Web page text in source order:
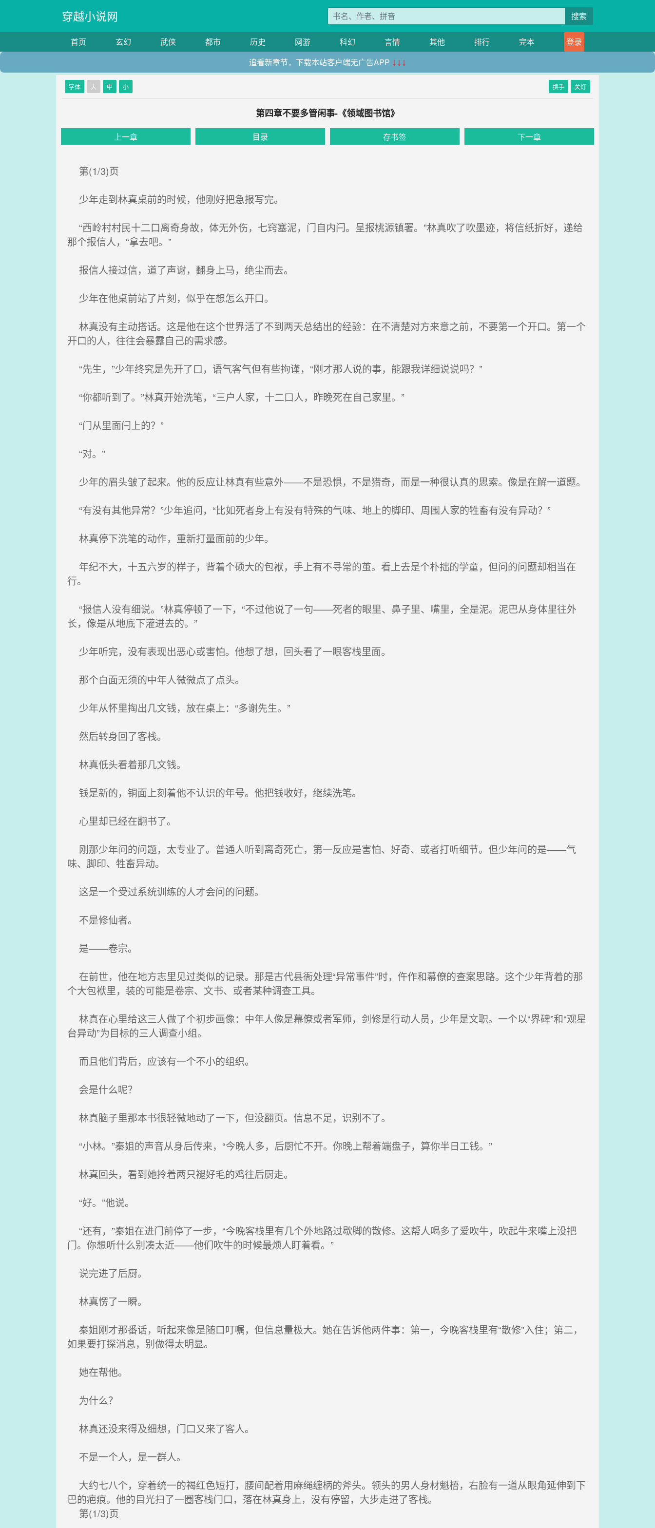
穿越小说网 搜索
首页 玄幻 武侠 都市 历史 网游 科幻 言情 其他 排行 完本
登录
追看新章节，下载本站客户端无广告APP ↓↓↓
字体 大 中 小 换手 关灯
第四章不要多管闲事-《领域图书馆》
上一章 目录 存书签 下一章
第(1/3)页
少年走到林真桌前的时候，他刚好把急报写完。
“西岭村村民十二口离奇身故，体无外伤，七窍塞泥，门自内闩。呈报桃源镇署。”林真吹了吹墨迹，将信纸折好，递给
那个报信人，“拿去吧。”
报信人接过信，道了声谢，翻身上马，绝尘而去。
少年在他桌前站了片刻，似乎在想怎么开口。
林真没有主动搭话。这是他在这个世界活了不到两天总结出的经验：在不清楚对方来意之前，不要第一个开口。第一个
开口的人，往往会暴露自己的需求感。
“先生，”少年终究是先开了口，语气客气但有些拘谨，“刚才那人说的事，能跟我详细说说吗？”
“你都听到了。”林真开始洗笔，“三户人家，十二口人，昨晚死在自己家里。”
“门从里面闩上的？”
“对。”
少年的眉头皱了起来。他的反应让林真有些意外——不是恐惧，不是猎奇，而是一种很认真的思索。像是在解一道题。
“有没有其他异常？”少年追问，“比如死者身上有没有特殊的气味、地上的脚印、周围人家的牲畜有没有异动？”
林真停下洗笔的动作，重新打量面前的少年。
年纪不大，十五六岁的样子，背着个硕大的包袱，手上有不寻常的茧。看上去是个朴拙的学童，但问的问题却相当在
行。
“报信人没有细说。”林真停顿了一下，“不过他说了一句——死者的眼里、鼻子里、嘴里，全是泥。泥巴从身体里往外
长，像是从地底下灌进去的。”
少年听完，没有表现出恶心或害怕。他想了想，回头看了一眼客栈里面。
那个白面无须的中年人微微点了点头。
少年从怀里掏出几文钱，放在桌上：“多谢先生。”
然后转身回了客栈。
林真低头看着那几文钱。
钱是新的，铜面上刻着他不认识的年号。他把钱收好，继续洗笔。
心里却已经在翻书了。
刚那少年问的问题，太专业了。普通人听到离奇死亡，第一反应是害怕、好奇、或者打听细节。但少年问的是——气
味、脚印、牲畜异动。
这是一个受过系统训练的人才会问的问题。
不是修仙者。
是——卷宗。
在前世，他在地方志里见过类似的记录。那是古代县衙处理“异常事件”时，仵作和幕僚的查案思路。这个少年背着的那
个大包袱里，装的可能是卷宗、文书、或者某种调查工具。
林真在心里给这三人做了个初步画像：中年人像是幕僚或者军师，剑修是行动人员，少年是文职。一个以“界碑”和“观星
台异动”为目标的三人调查小组。
而且他们背后，应该有一个不小的组织。
会是什么呢？
林真脑子里那本书很轻微地动了一下，但没翻页。信息不足，识别不了。
“小林。”秦姐的声音从身后传来，“今晚人多，后厨忙不开。你晚上帮着端盘子，算你半日工钱。”
林真回头，看到她拎着两只褪好毛的鸡往后厨走。
“好。”他说。
“还有，”秦姐在进门前停了一步，“今晚客栈里有几个外地路过歇脚的散修。这帮人喝多了爱吹牛，吹起牛来嘴上没把
门。你想听什么别凑太近——他们吹牛的时候最烦人盯着看。”
说完进了后厨。
林真愣了一瞬。
秦姐刚才那番话，听起来像是随口叮嘱，但信息量极大。她在告诉他两件事：第一，今晚客栈里有“散修”入住；第二，
如果要打探消息，别做得太明显。
她在帮他。
为什么？
林真还没来得及细想，门口又来了客人。
不是一个人，是一群人。
大约七八个，穿着统一的褐红色短打，腰间配着用麻绳缠柄的斧头。领头的男人身材魁梧，右脸有一道从眼角延伸到下
巴的疤痕。他的目光扫了一圈客栈门口，落在林真身上，没有停留，大步走进了客栈。
第(1/3)页